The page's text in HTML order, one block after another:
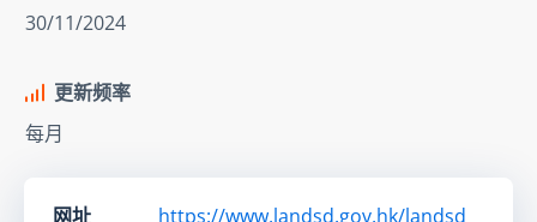
30/11/2024
更新频率
每月
网址
https://www.landsd.gov.hk/landsd_